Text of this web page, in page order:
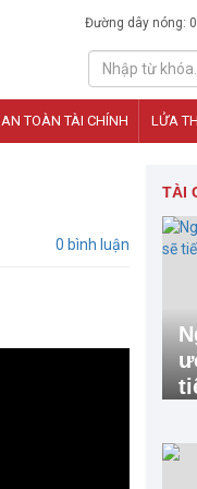
Đường dây nóng:
AN TOÀN TÀI CHÍNH LỬA
0 bình luận
TÀI